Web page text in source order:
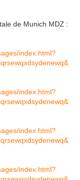
de Munich MDZ :
index.html?
index.html?
index.html?
index.html?